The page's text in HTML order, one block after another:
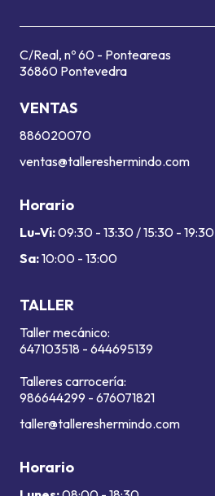
C/Real, nº 60 - Ponteareas
36860 Pontevedra
VENTAS
886020070
ventas@tallereshermindo.com
Horario
Lu-Vi:09:30 - 13:30 / 15:30 - 19:30
Sa:10:00 - 13:00
TALLER
Taller mecánico:
647103518 - 644695139
Talleres carrocería:
986644299 - 676071821
taller@tallereshermindo.com
Horario